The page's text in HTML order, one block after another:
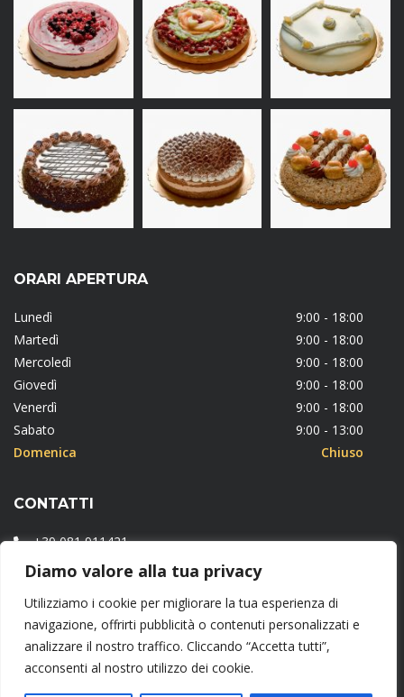
Diamo valore alla tua privacy
Utilizziamo i cookie per migliorare la tua esperienza di
navigazione, offrirti pubblicità o contenuti personalizzati e
analizzare il nostro traffico. Cliccando “Accetta tutti”,
acconsenti al nostro utilizzo dei cookie.
ORARI APERTURA
Lunedì
9:00 - 18:00
Martedì
9:00 - 18:00
Mercoledì
9:00 - 18:00
Giovedì
9:00 - 18:00
Venerdì
9:00 - 18:00
Sabato
9:00 - 13:00
Domenica
Chiuso
CONTATTI
+39 081 911421
Via Fiorentini, 19 – 84087 Sarno (NA)
info@freemontcommerciale.it
www.dolcimonteleone.it